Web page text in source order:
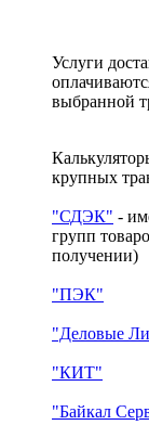
Услуги
выбранной
крупных
"СДЭК" -
групп
получении)
"ПЭК"
"Деловые
"КИТ"
"Байкал